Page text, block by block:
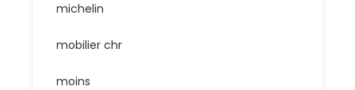
michelin
mobilier chr
moins